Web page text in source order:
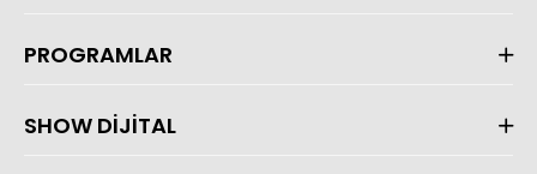
PROGRAMLAR
SHOW DİJİTAL